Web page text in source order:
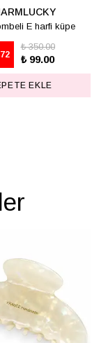
E harfi küpe
72
₺ 350.00
₺ 99.00
EKLE